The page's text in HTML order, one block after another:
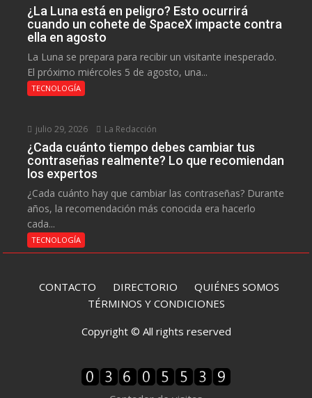
¿La Luna está en peligro? Esto ocurrirá
cuando un cohete de SpaceX impacte contra
ella en agosto
La Luna se prepara para recibir un visitante inesperado.
El próximo miércoles 5 de agosto, una...
TECNOLOGÍA
julio 29, 2026 La Redacción
¿Cada cuánto tiempo debes cambiar tus
contraseñas realmente? Lo que recomiendan
los expertos
¿Cada cuánto hay que cambiar las contraseñas? Durante
años, la recomendación más conocida era hacerlo
cada...
TECNOLOGÍA
CONTACTO DIRECTORIO QUIÉNES SOMOS
TÉRMINOS Y CONDICIONES
Copyright © All rights reserved